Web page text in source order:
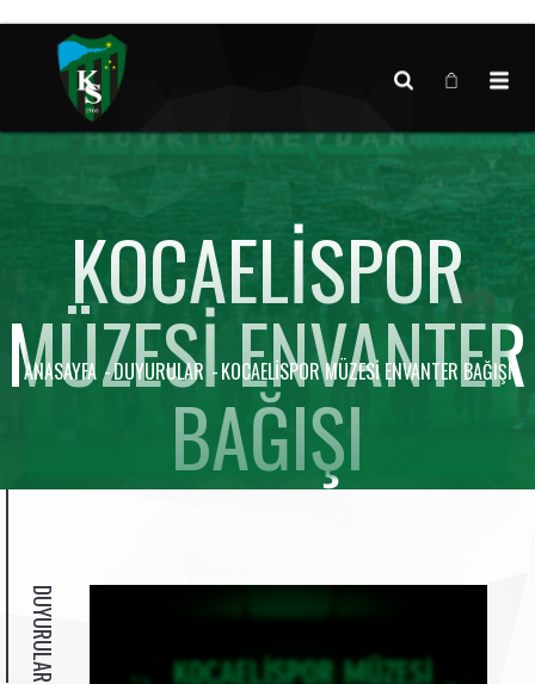
KOCAELISPOR
MÜZESI ENVANTER
BAĞIŞI
ANASAYFA DUYURULAR KOCAELISPOR MÜZESI ENVANTER BAĞIŞI
DUYURULAR